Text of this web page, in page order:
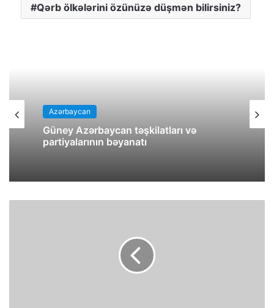
Qərb ölkələrini özünüzə düşmən bilirsiniz?
Azərbaycan
Güney Azərbaycan təşkilatları və
partiyalarının bəyanatı